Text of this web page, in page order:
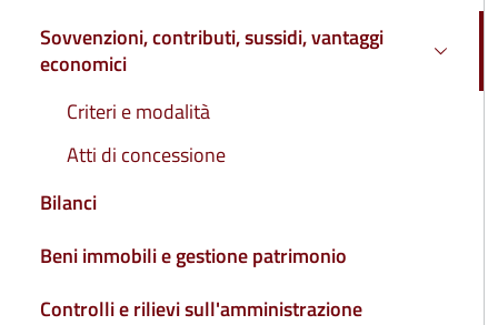
Sovvenzioni, contributi, sussidi, vantaggi
economici
Attivo
Criteri e modalità
Atti di concessione
Bilanci
Beni immobili e gestione patrimonio
Controlli e rilievi sull'amministrazione